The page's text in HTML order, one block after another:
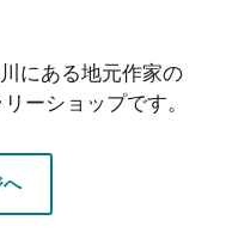
にある地元作家の
ーショップです。